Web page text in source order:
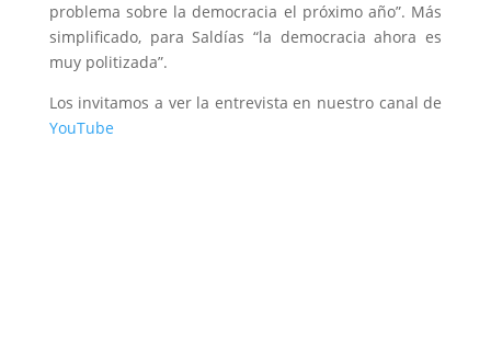
problema sobre la democracia el próximo año”. Más
simplificado, para Saldías “la democracia ahora es
muy politizada”.
Los invitamos a ver la entrevista en nuestro canal de
YouTube